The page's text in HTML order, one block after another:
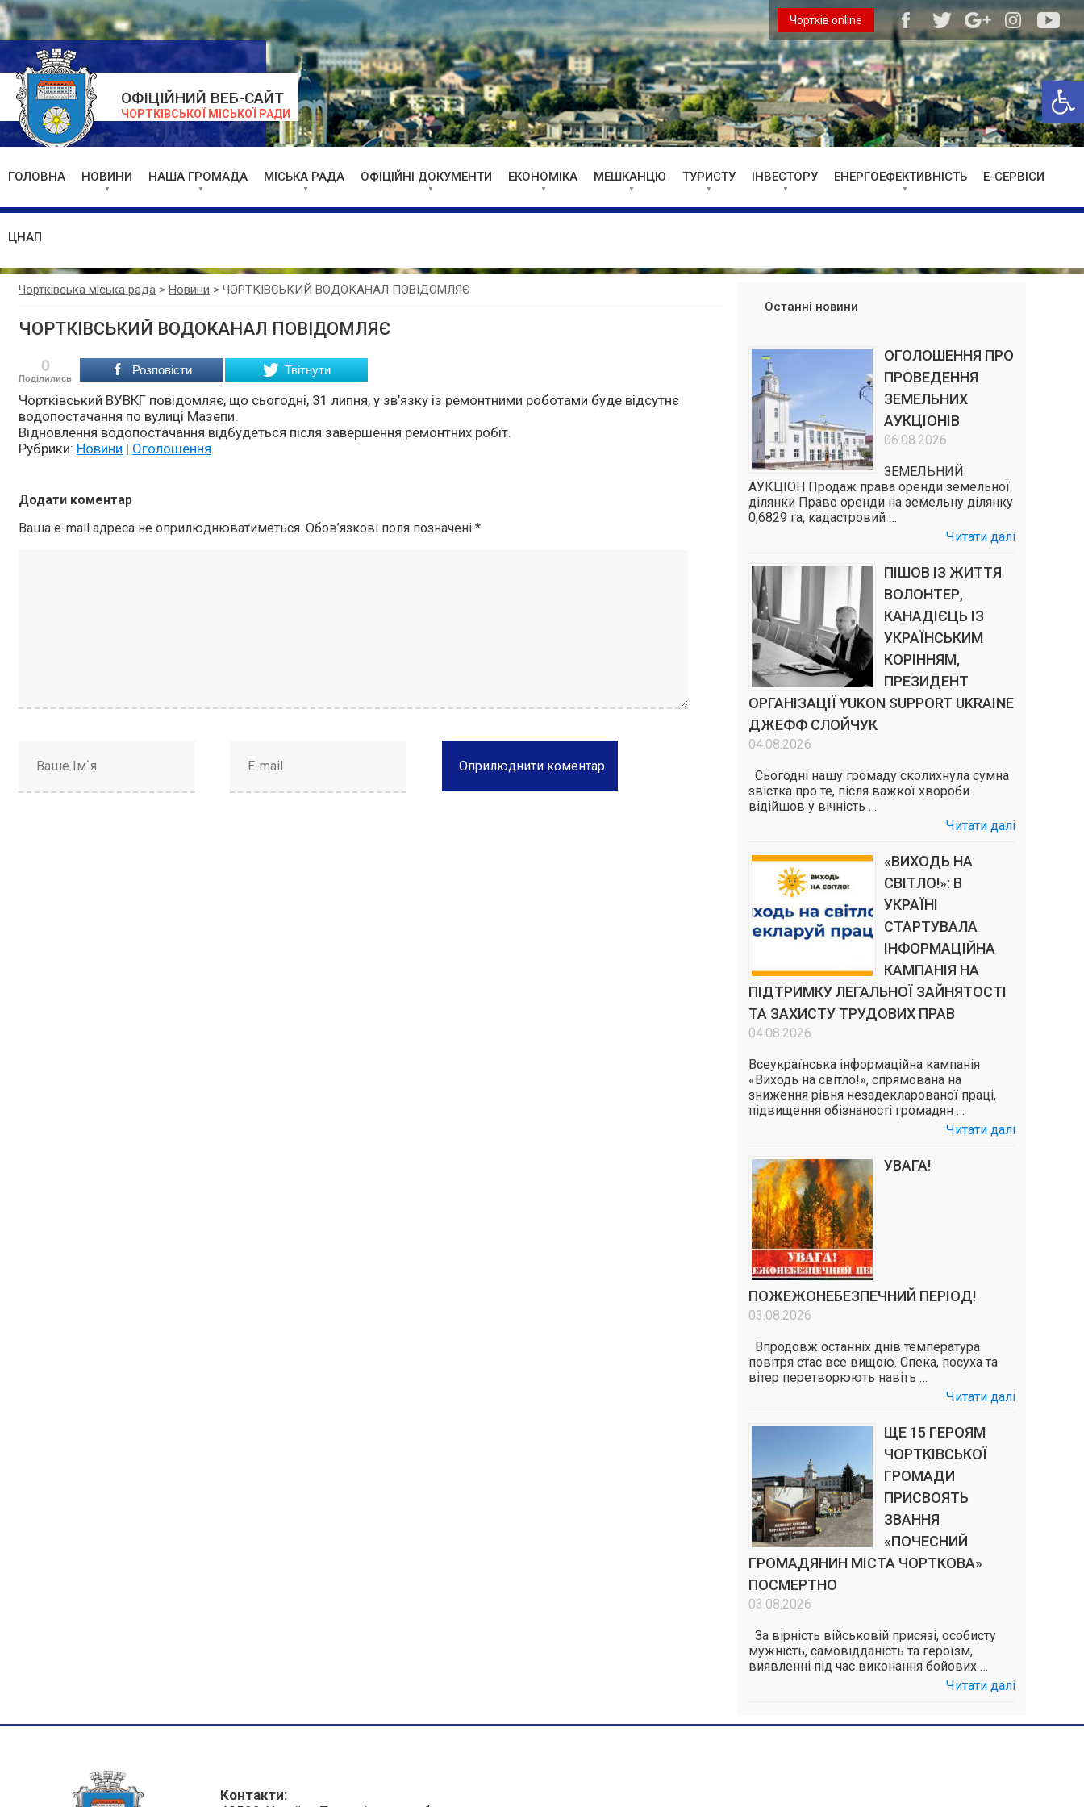
ОФІЦІЙНИЙ ВЕБ-САЙТ
ЧОРТКІВСЬКОЇ МІСЬКОЇ РАДИ
Чортків online
ГОЛОВНА НОВИНИ НАША ГРОМАДА МІСЬКА РАДА ОФІЦІЙНІ ДОКУМЕНТИ ЕКОНОМІКА МЕШКАНЦЮ ТУРИСТУ ІНВЕСТОРУ ЕНЕРГОЕФЕКТИВНІСТЬ Е-СЕРВІСИ
ЦНАП
Чортківська міська рада >Новини >ЧОРТКІВСЬКИЙ ВОДОКАНАЛ ПОВІДОМЛЯЄ
ЧОРТКІВСЬКИЙ ВОДОКАНАЛ ПОВІДОМЛЯЄ
0
Поділились
Розповісти Твітнути
Чортківський ВУВКГ повідомляє, що сьогодні, 31 липня, у зв’язку із ремонтними роботами буде відсутнє
водопостачання по вулиці Мазепи.
Відновлення водопостачання відбудеться після завершення ремонтних робіт.
Рубрики: Новини | Оголошення
Додати коментар
Ваша e-mail адреса не оприлюднюватиметься. Обов’язкові поля позначені*
Останні новини
ОГОЛОШЕННЯ ПРО
ПРОВЕДЕННЯ
ЗЕМЕЛЬНИХ
АУКЦІОНІВ
06.08.2026
ЗЕМЕЛЬНИЙ
АУКЦІОН Продаж права оренди земельної
ділянки Право оренди на земельну ділянку
0,6829 га, кадастровий …
Читати далі
ПІШОВ ІЗ ЖИТТЯ
ВОЛОНТЕР,
КАНАДІЄЦЬ ІЗ
УКРАЇНСЬКИМ
КОРІННЯМ,
ПРЕЗИДЕНТ
ОРГАНІЗАЦІЇ YUKON SUPPORT UKRAINE
ДЖЕФФ СЛОЙЧУК
04.08.2026
Сьогодні нашу громаду сколихнула сумна
звістка про те, після важкої хвороби
відійшов у вічність …
Читати далі
«ВИХОДЬ НА
СВІТЛО!»: В
УКРАЇНІ
СТАРТУВАЛА
ІНФОРМАЦІЙНА
КАМПАНІЯ НА
ПІДТРИМКУ ЛЕГАЛЬНОЇ ЗАЙНЯТОСТІ
ТА ЗАХИСТУ ТРУДОВИХ ПРАВ
04.08.2026
Всеукраїнська інформаційна кампанія
«Виходь на світло!», спрямована на
зниження рівня незадекларованої праці,
підвищення обізнаності громадян …
Читати далі
УВАГА!
ПОЖЕЖОНЕБЕЗПЕЧНИЙ ПЕРІОД!
03.08.2026
Впродовж останніх днів температура
повітря стає все вищою. Спека, посуха та
вітер перетворюють навіть …
Читати далі
ЩЕ 15 ГЕРОЯМ
ЧОРТКІВСЬКОЇ
ГРОМАДИ
ПРИСВОЯТЬ
ЗВАННЯ
«ПОЧЕСНИЙ
ГРОМАДЯНИН МІСТА ЧОРТКОВА»
ПОСМЕРТНО
03.08.2026
За вірність військовій присязі, особисту
мужність, самовідданість та героїзм,
виявленні під час виконання бойових …
Читати далі
Контакти: